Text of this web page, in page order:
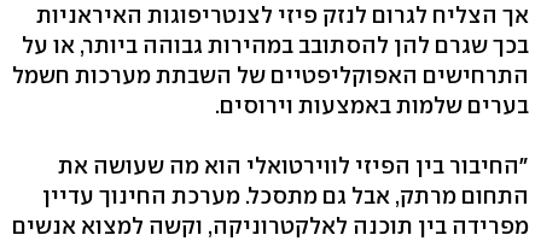
אך הצליח לגרום לנזק פיזי לצנטריפוגות האיראניות
בכך שגרם להן להסתובב במהירות גבוהה ביותר, או על
התרחישים האפוקליפטיים של השבתת מערכות חשמל
בערים שלמות באמצעות וירוסים.
"החיבור בין הפיזי לווירטואלי הוא מה שעושה את
התחום מרתק, אבל גם מתסכל. מערכת החינוך עדיין
מפרידה בין תוכנה לאלקטרוניקה, וקשה למצוא אנשים